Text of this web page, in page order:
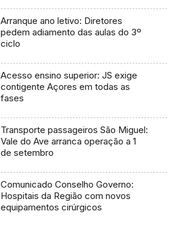
Arranque ano letivo: Diretores
pedem adiamento das aulas do 3º
ciclo
Acesso ensino superior: JS exige
contigente Açores em todas as
fases
Transporte passageiros São Miguel:
Vale do Ave arranca operação a 1
de setembro
Comunicado Conselho Governo:
Hospitais da Região com novos
equipamentos cirúrgicos